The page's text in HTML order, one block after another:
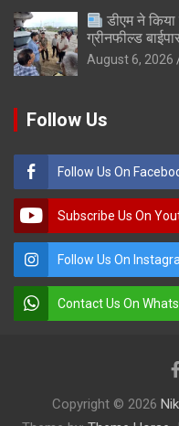
डीएम ने
ग्रीनफील्ड
August 6, 2026
Follow Us
Follow Us On
Subscribe Us On
Follow Us On
Contact Us On
Copyright © 2026